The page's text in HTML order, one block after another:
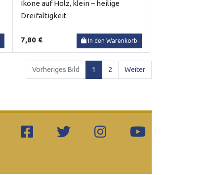
Ikone auf Holz, klein – heilige
Dreifaltigkeit
7,80 € In den Warenkorb
Vorheriges Bild 1 (current)
2 Weiter